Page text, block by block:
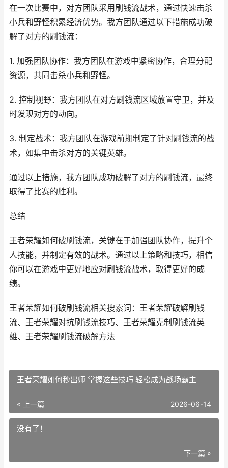
在一次比赛中，对方团队采用刷钱流战术，通过快速击杀
小兵和野怪积累经济优势。我方团队通过以下措施成功破
解了对方的刷钱流：
1. 加强团队协作：我方团队在游戏中紧密协作，合理分配
资源，共同击杀小兵和野怪。
2. 控制视野：我方团队在对方刷钱流区域放置守卫，并及
时发现对方的动向。
3. 制定战术：我方团队在游戏前期制定了针对刷钱流的战
术，如集中击杀对方的关键英雄。
通过以上措施，我方团队成功破解了对方的刷钱流，最终
取得了比赛的胜利。
总结
王者荣耀如何破刷钱流，关键在于加强团队协作，提升个
人技能，并制定有效的战术。通过以上策略和技巧，相信
你可以在游戏中更好地应对刷钱流战术，取得更好的成
绩。
王者荣耀如何破刷钱流相关搜索词：王者荣耀破解刷钱
流、王者荣耀对抗刷钱流技巧、王者荣耀克制刷钱流英
雄、王者荣耀刷钱流破解方法
王者荣耀如何秒出师 掌握这些技巧 轻松成为战场霸主
« 上一篇 2026-06-14
没有了！
下一篇 »